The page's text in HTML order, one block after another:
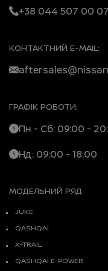
+38 044 507 00 07
КОНТАКТНИЙ E-MAIL:
ГРАФІК РОБОТИ:
Пн - Сб: 09:00 -
Нд: 09:00 - 18:00
МОДЕЛЬНИЙ РЯД
JUKE
QASHQAI
X-TRAIL
QASHQAI E-POWER